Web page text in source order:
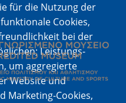
für die Nutzung der
Cookies,
bei der
Leistungs-
um aggregierte
Website und
Marketing-Cookies,